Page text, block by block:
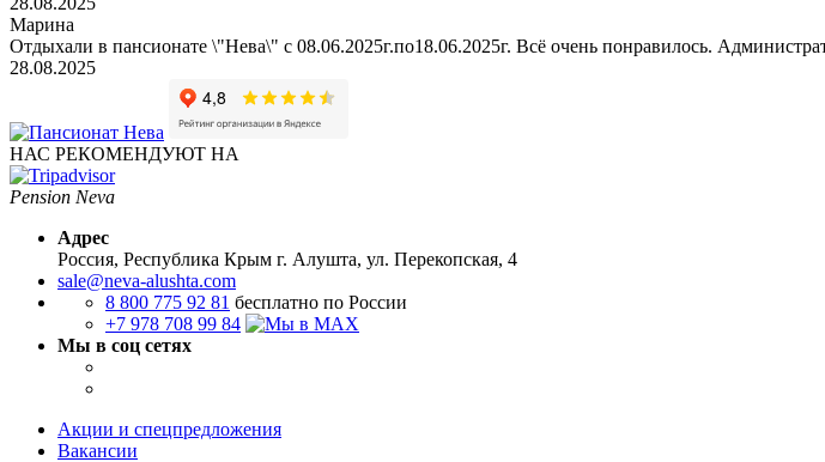
Марина
Отдыхали в пансионате \"Нева\" с 08.06.2025г.по18.06.2025г. Всё очень понравилось.
28.08.2025
НАС РЕКОМЕНДУЮТ НА
Pension Neva
Адрес
Россия, Республика Крым г. Алушта, ул. Перекопская, 4
sale@neva-alushta.com
8 800 775 92 81 бесплатно по России
+7 978 708 99 84
Мы в соц сетях
Акции и спецпредложения
Вакансии